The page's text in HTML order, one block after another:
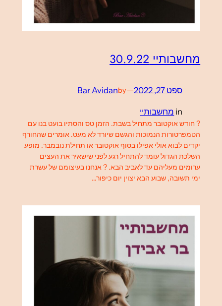
מחשבותיי 30.9.22
ספט 27, 2022 —
by
Bar Avidan
in מחשבותיי
? חודש אוקטובר מתחיל בשבת. הזמן טס והסתיו בועט בנו עם
הטמפרטורות הנמוכות והגשם שיורד לא מעט. אומרים שהחורף
יקדים לבוא אולי אפילו בסוף אוקטובר או תחילת נובמבר. מופע
השלכת הגדול עומד להתחיל רגע לפני שישאיר את העצים
ערומים מעליהם עד לאביב הבא. ? אנחנו בעיצומם של עשרת
ימי תשובה, שבוע הבא יצוין יום כיפור…